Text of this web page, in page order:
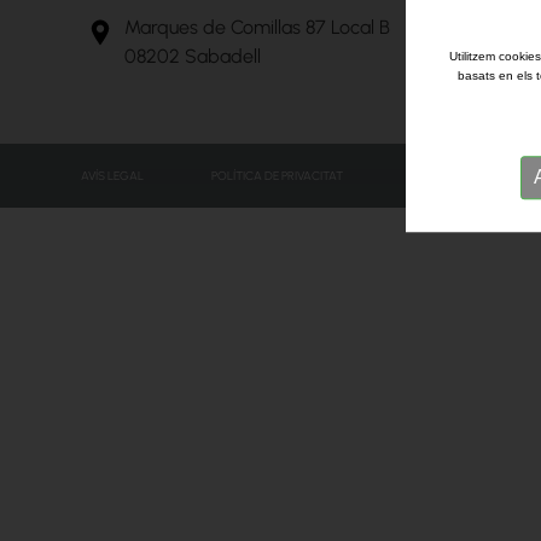
Marques de Comillas 87 Local B
08202 Sabadell
AVÍS LEGAL POLÍTICA DE PRIVACITAT
Utilitzem
basats en els